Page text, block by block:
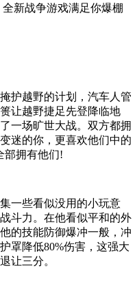
新战争游戏满足你爆棚
护越野的计划，汽车人管
让越野捷足先登降临地
一场旷世大战。双方都拥
迷的你，更喜欢他们中的
部拥有他们!
一些看似没用的小玩意
斗力。在他看似平和的外
的技能防御爆冲一般，冲
罩降低80%伤害，这强大
让三分。